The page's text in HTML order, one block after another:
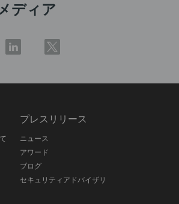
ディア
プレスリリース
ニュース
アワード
ブログ
セキュリティアドバイザリ